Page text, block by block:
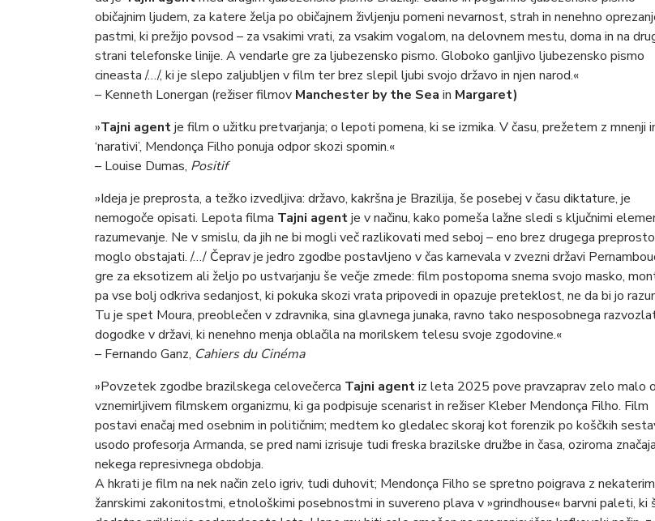
običajnim ljudem, za katere želja po običajnem življenju pomeni nevarnost, strah in nenehno
pastmi, ki prežijo povsod – za vsakimi vrati, za vsakim vogalom, na delovnem mestu, doma in na
strani telefonske linije. A vendarle gre za ljubezensko pismo. Globoko ganljivo ljubezensko pismo
cineasta /…/, ki je slepo zaljubljen v film ter brez slepil ljubi svojo državo in njen narod.«
– Kenneth Lonergan (režiser filmov Manchester by the Sea in Margaret)
»Tajni agentje film o užitku pretvarjanja; o lepoti pomena, ki se izmika. V času, prežetem z mnenji
‘narativi’, Mendonça Filho ponuja odpor skozi spomin.«
– Louise Dumas, Positif
»Ideja je preprosta, a težko izvedljiva: državo, kakršna je Brazilija, še posebej v času diktature, je
nemogoče opisati. Lepota filma Tajni agentje v načinu, kako pomeša lažne sledi s ključnimi
razumevanje. Ne v smislu, da jih ne bi mogli več razlikovati med seboj – eno brez drugega
moglo obstajati. /…/ Čeprav je jedro zgodbe postavljeno v čas karnevala v zvezni državi
gre za eksotizem ali željo po ustvarjanju še večje zmede: film postopoma snema svojo masko,
pa vse bolj odkriva sedanjost, ki pokuka skozi vrata pripovedi in opazuje preteklost, ne da bi jo
Tu je spet Moura, preoblečen v zdravnika, sina glavnega junaka, ravno tako nesposobnega
dogodke v državi, ki nenehno menja oblačila na morilskem telesu svoje zgodovine.«
– Fernando Ganz, Cahiers du Cinéma
»Povzetek zgodbe brazilskega celovečerca Tajni agentiz leta 2025 pove pravzaprav zelo malo
vznemirljivem filmskem organizmu, ki ga podpisuje scenarist in režiser Kleber Mendonça Filho. Film
postavi enačaj med osebnim in političnim; medtem ko gledalec skoraj kot forenzik po koščkih
usodo profesorja Armanda, se pred nami izrisuje tudi freska brazilske družbe in časa, oziroma značaja
nekega represivnega obdobja.
A hkrati je film na nek način zelo igriv, tudi duhovit; Mendonça Filho se spretno poigrava z
žanrskimi zakonitostmi, etnološkimi posebnostmi in suvereno plava v »grindhouse« barvni paleti, ki